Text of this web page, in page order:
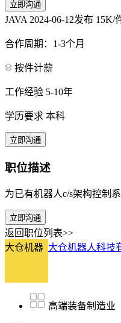
立即沟通
JAVA 2024-06-12发布 15K/
合作周期：1-3个月
按件计薪
工作经验 5-10年
学历要求 本科
立即沟通
职位描述
为已有机器人c/s架构控制
立即沟通
返回职位列表>>
大仓机器 大仓机器人科技
高端装备制造业